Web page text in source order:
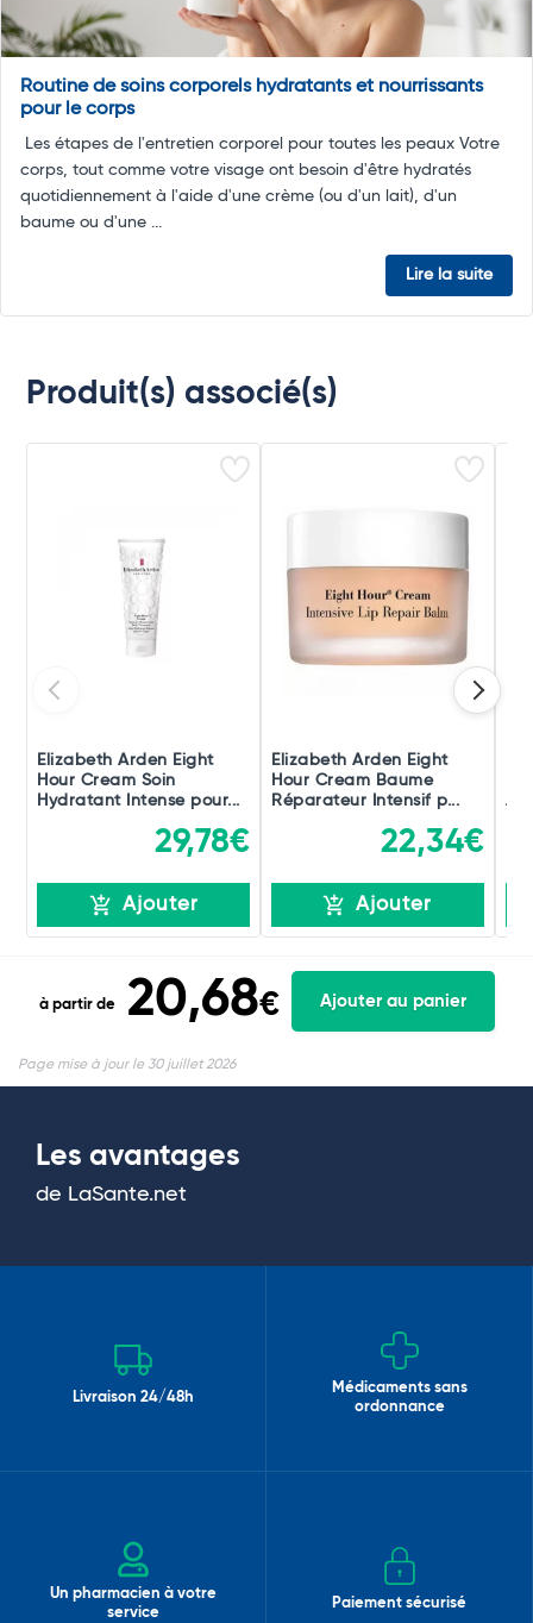
Routine de soins corporels hydratants et nourrissants
pour le corps
Les étapes de l'entretien corporel pour toutes les peaux Votre
corps, tout comme votre visage ont besoin d'être hydratés
quotidiennement à l'aide d'une crème (ou d'un lait), d'un
baume ou d'une ...
Lire la suite
Produit(s) associé(s)
Elizabeth Arden Eight
Hour Cream Soin
Hydratant Intense pour...
29,78€
Ajouter
Elizabeth Arden Eight
Hour Cream Baume
Réparateur Intensif p...
22,34€
Ajouter
à partir de 20,68€ Ajouter au panier
Page mise à jour le 30 juillet 2026
Les avantages
de LaSante.net
Livraison 24/48h
Médicaments sans
ordonnance
Un pharmacien à votre
service
Paiement sécurisé